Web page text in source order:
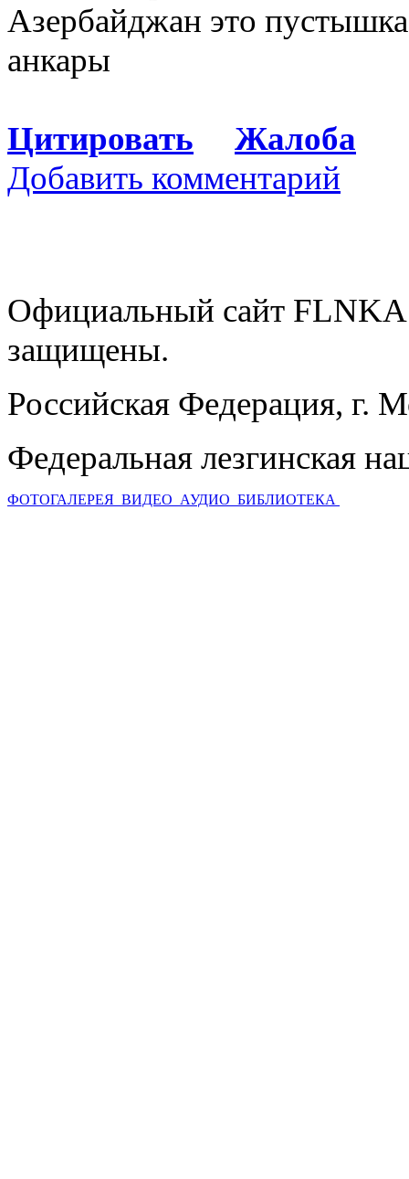
Азербайджан это
анкары
Цитировать
Жалоба
Добавить комментарий
Официальный сайт
защищены.
Российская Федерация, г.
Федеральная лезгинская
ФОТОГАЛЕРЕЯ ВИДЕО АУДИО БИБЛИОТЕКА